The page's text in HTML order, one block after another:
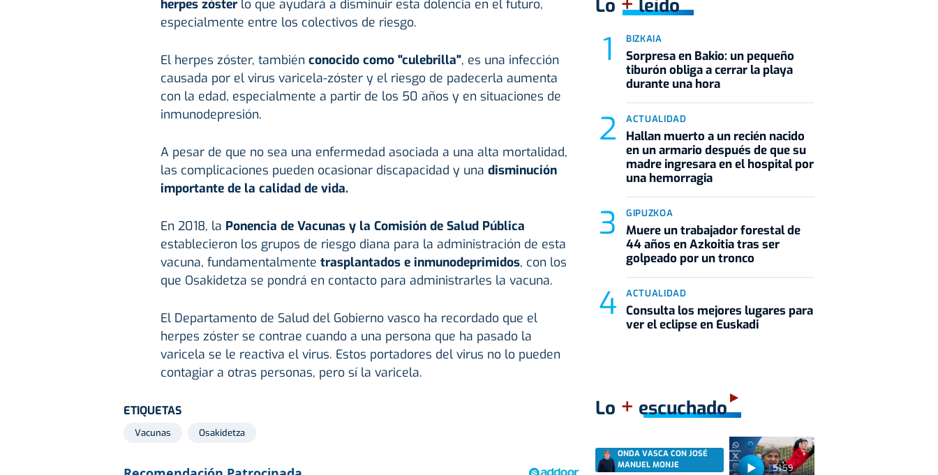
herpes zósterlo que ayudará a disminuir esta dolencia en el futuro,
especialmente entre los colectivos de riesgo.
El herpes zóster, también conocido como "culebrilla", es una infección
causada por el virus varicela-zóster y el riesgo de padecerla aumenta
con la edad, especialmente a partir de los 50 años y en situaciones de
inmunodepresión.
A pesar de que no sea una enfermedad asociada a una alta mortalidad,
las complicaciones pueden ocasionar discapacidad y una disminución
importante de la calidad de vida.
En 2018, la Ponencia de Vacunas y la Comisión de Salud Pública
establecieron los grupos de riesgo diana para la administración de esta
vacuna, fundamentalmente trasplantados e inmunodeprimidos, con los
que Osakidetza se pondrá en contacto para administrarles la vacuna.
El Departamento de Salud del Gobierno vasco ha recordado que el
herpes zóster se contrae cuando a una persona que ha pasado la
varicela se le reactiva el virus. Estos portadores del virus no lo pueden
contagiar a otras personas, pero sí la varicela.
ETIQUETAS
Vacunas Osakidetza
Lo leído
BIZKAIA
Sorpresa en Bakio: un pequeño
tiburón obliga a cerrar la playa
durante una hora
ACTUALIDAD
Hallan muerto a un recién nacido
en un armario después de que su
madre ingresara en el hospital por
una hemorragia
GIPUZKOA
Muere un trabajador forestal de
44 años en Azkoitia tras ser
golpeado por un tronco
ACTUALIDAD
Consulta los mejores lugares para
ver el eclipse en Euskadi
Lo + escuchado
51:59
ONDA VASCA CON JOSÉ
MANUEL MONJE